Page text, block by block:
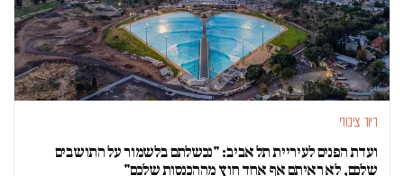
דיור ציבורי
ועדת הפנים לעיריית תל אביב: "נכשלתם בלשמור על התושבים
שלכם, לא ראיתם אף אחד חוץ מההכנסות שלכם"